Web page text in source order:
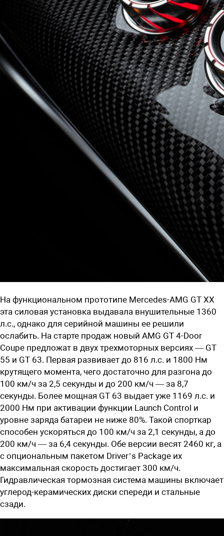
На функциональном прототипе Mercedes-AMG GT XX
эта силовая установка выдавала внушительные 1360
л.с., однако для серийной машины ее решили
ослабить. На старте продаж новый AMG GT 4-Door
Coupe предложат в двух трехмоторных версиях — GT
55 и GT 63. Первая развивает до 816 л.с. и 1800 Нм
крутящего момента, чего достаточно для разгона до
100 км/ч за 2,5 секунды и до 200 км/ч — за 8,7
секунды. Более мощная GT 63 выдает уже 1169 л.с. и
2000 Нм при активации функции Launch Control и
уровне заряда батареи не ниже 80%. Такой спорткар
способен ускоряться до 100 км/ч за 2,1 секунды, а до
200 км/ч — за 6,4 секунды. Обе версии весят 2460 кг, а
с опциональным пакетом Driver’s Package их
максимальная скорость достигает 300 км/ч.
Гидравлическая тормозная система машины включает
углерод-керамических диски спереди и стальные
сзади.